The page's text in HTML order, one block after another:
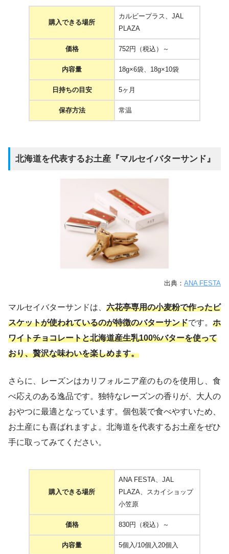
購入できる場所
カルビープラス、JAL
PLAZA
価格 752円（税込）～
内容量 18g×6袋、18g×10袋
日持ちの目安 5ヶ月
保存方法 常温
北海道を代表するお土産『マルセイバターサンド』
出典： ANA FESTA
マルセイバターサンドは、 六花亭専用の小麦粉で作ったビ
スケットが使われているのが特徴のバターサンドです。 ホ
ワイトチョコレートと北海道産生乳100%バターを使って
おり、贅沢な味わいを楽しめます。
さらに、レーズンはカリフォルニア産のものを使用し、食
べ応えのある逸品です。独特なレーズンの香りが、大人の
おやつに最適となっています。個包装で食べやすいため、
お土産にも喜ばれますよ。北海道を代表するお土産をぜひ
手に取ってみてください。
購入できる場所
ANA FESTA、JAL
PLAZA、スカイショップ
小笠原
価格 830円（税込）～
内容量 5個入/10個入20個入